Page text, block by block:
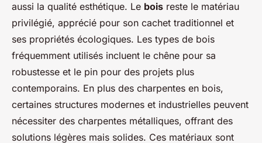
aussi la qualité esthétique. Le bois reste le matériau
privilégié, apprécié pour son cachet traditionnel et
ses propriétés écologiques. Les types de bois
fréquemment utilisés incluent le chêne pour sa
robustesse et le pin pour des projets plus
contemporains. En plus des charpentes en bois,
certaines structures modernes et industrielles peuvent
nécessiter des charpentes métalliques, offrant des
solutions légères mais solides. Ces matériaux sont